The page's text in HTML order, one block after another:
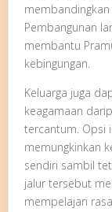
Pembangunan
membantu
kebingungan.
Keluarga juga
keagamaan
tercantum. Opsi
memungkinkan
sendiri sambil
jalur tersebut
mempelajari